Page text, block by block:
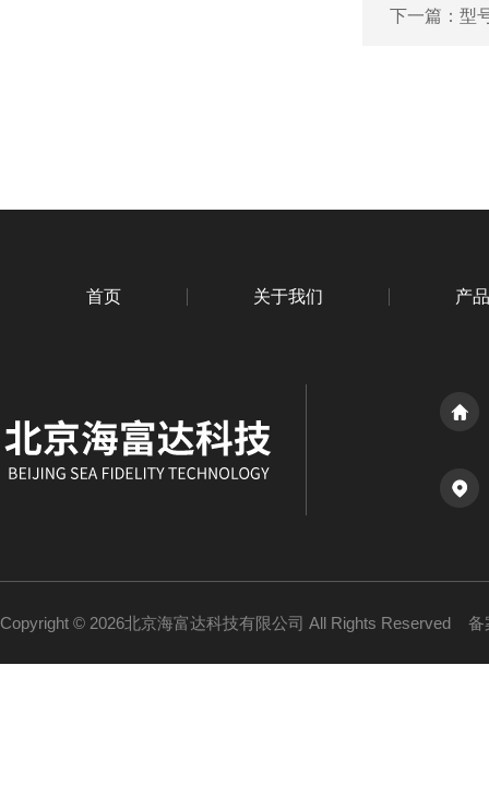
下一篇： 型
首页 关于我们 产
Copyright © 2026北京海富达科技有限公司 All Rights Reserved 备